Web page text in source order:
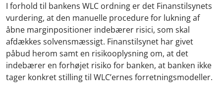
I forhold til bankens WLC ordning er det Finanstilsynets
vurdering, at den manuelle procedure for lukning af
åbne marginpositioner indebærer risici, som skal
afdækkes solvensmæssigt. Finanstilsynet har givet
påbud herom samt en risikooplysning om, at det
indebærer en forhøjet risiko for banken, at banken ikke
tager konkret stilling til WLC’ernes forretningsmodeller.